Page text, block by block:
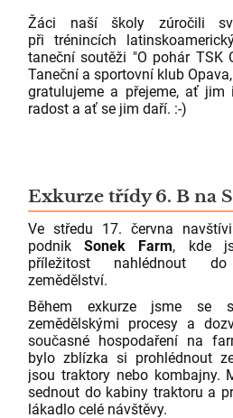
Žáci naší školy zúročili
při trénincích
taneční soutěži "O pohár TSK
Taneční a sportovní klub
gratulujeme a přejeme, ať jim
radost a ať se jim daří. :-)
Exkurze třídy 6. B na
Ve středu 17. června
podnikSonek Farm, kde
příležitost nahlédnout
zemědělství.
Během exkurze jsme se
zemědělskými procesy a
současné hospodaření na
bylo zblízka si prohlédnout
jsou traktory nebo kombajny.
sednout do kabiny traktoru a
lákadlo celé návštěvy.